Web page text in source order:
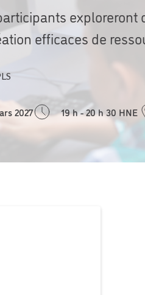
efficaces de
2027 19 h - 20 h 30 HNE